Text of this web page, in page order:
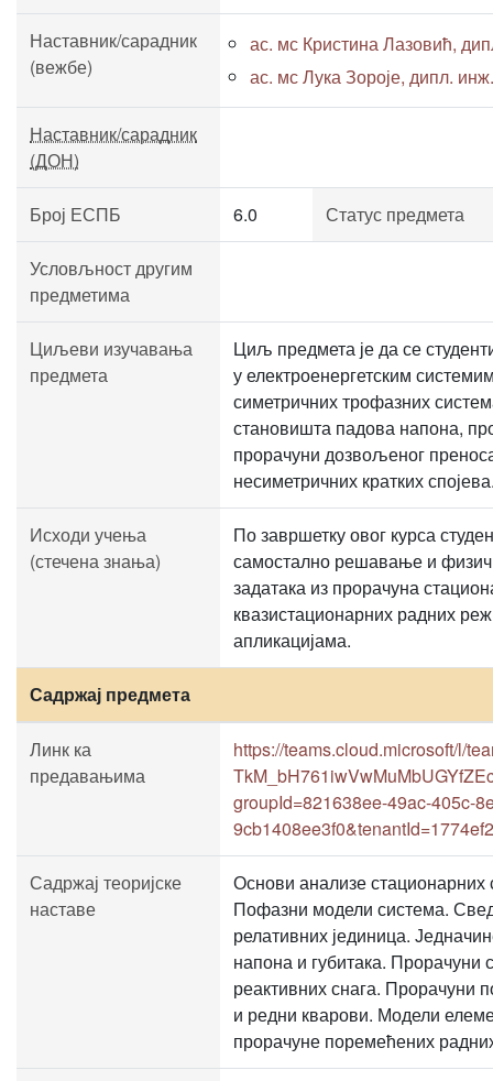
Наставник/сарадник
(вежбе)
ас. мс Кристина Лазовић,
ас. мс Лука Зороје, дипл.
Наставник/сарадник
(ДОН)
Број ЕСПБ 6.0 Статус предмета
Условљност другим
предметима
Циљеви изучавања
предмета
Циљ предмета је да се
у електроенергетским
симетричних трофазних
становишта падова напона,
прорачуни дозвољеног
несиметричних кратких
Исходи учења
(стечена знања)
По завршетку овог курса
самостално решавање и
задатака из прорачуна
квазистационарних радних
апликацијама.
Садржај предмета
Линк ка
предавањима
https://teams.cloud.microsoft/l/
groupId=821638ee-49ac-405c-
Садржај теоријске
наставе
Основи анализе
Пофазни модели система.
релативних јединица.
напона и губитака. Прорачуни
реактивних снага. Прорачуни
и редни кварови. Модели
прорачуне поремећених